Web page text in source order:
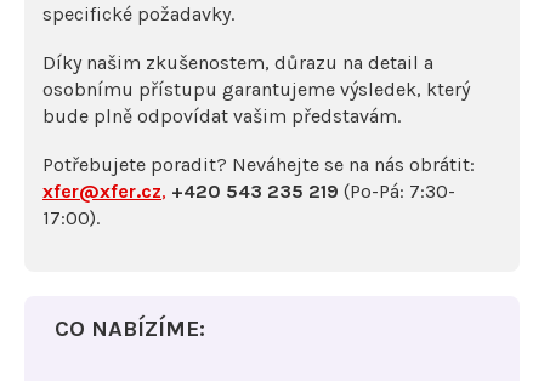
specifické požadavky.
Díky našim zkušenostem, důrazu na detail a
osobnímu přístupu garantujeme výsledek, který
bude plně odpovídat vašim představám.
Potřebujete poradit? Neváhejte se na nás obrátit:
xfer@xfer.cz, +420 543 235 219 (Po-Pá: 7:30-
17:00).
CO NABÍZÍME: